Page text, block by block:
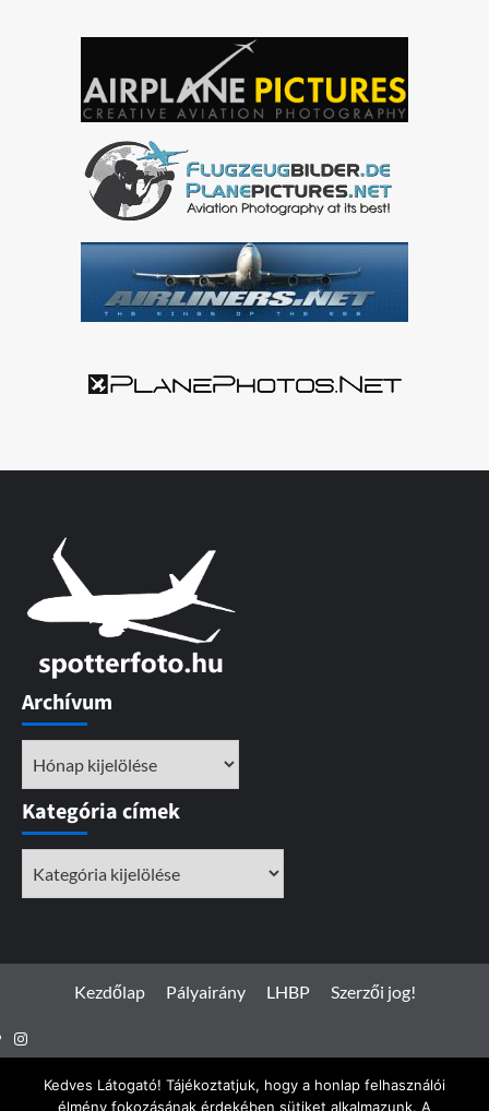
Archívum
Kategória címek
Kezdőlap Pályairány LHBP Szerzői jog!
Instagram
Facebook
Kedves Látogató! Tájékoztatjuk, hogy a honlap felhasználói
élmény fokozásának érdekében sütiket alkalmazunk. A